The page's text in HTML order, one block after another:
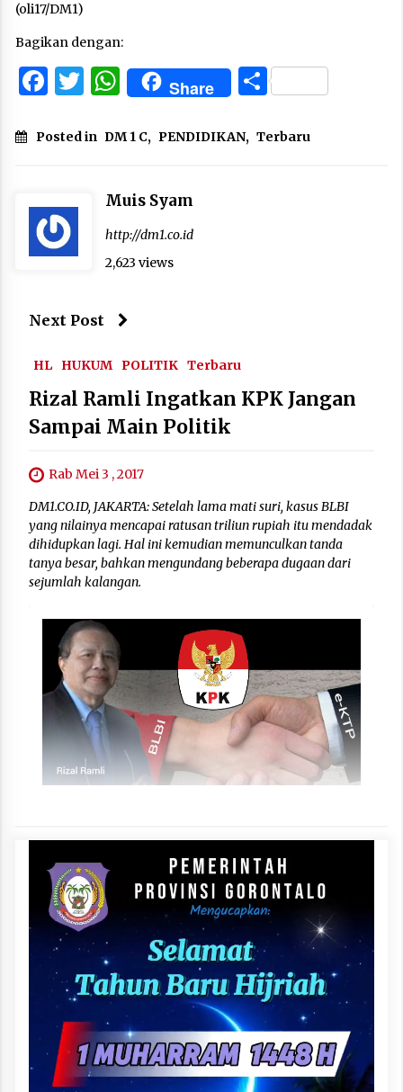
(oli17/DM1)
Bagikan dengan:
Facebook
Twitter
WhatsApp
Share Share
Posted in DM 1 C, PENDIDIKAN, Terbaru
Muis Syam
http://dm1.co.id
2,623 views
Next Post
HL HUKUM POLITIK Terbaru
Rizal Ramli Ingatkan KPK Jangan
Sampai Main Politik
Rab Mei 3 , 2017
DM1.CO.ID, JAKARTA: Setelah lama mati suri, kasus BLBI
yang nilainya mencapai ratusan triliun rupiah itu mendadak
dihidupkan lagi. Hal ini kemudian memunculkan tanda
tanya besar, bahkan mengundang beberapa dugaan dari
sejumlah kalangan.